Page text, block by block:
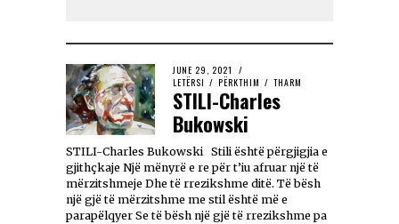
JUNE 29, 2021
LETËRSI / PËRKTHIM / THARM
STILI-Charles
Bukowski
STILI-Charles Bukowski Stili është përgjigjia e
gjithçkaje Një mënyrë e re për t’iu afruar një të
mërzitshmeje Dhe të rrezikshme ditë. Të bësh
një gjë të mërzitshme me stil është më e
parapëlqyer Se të bësh një gjë të rrezikshme pa